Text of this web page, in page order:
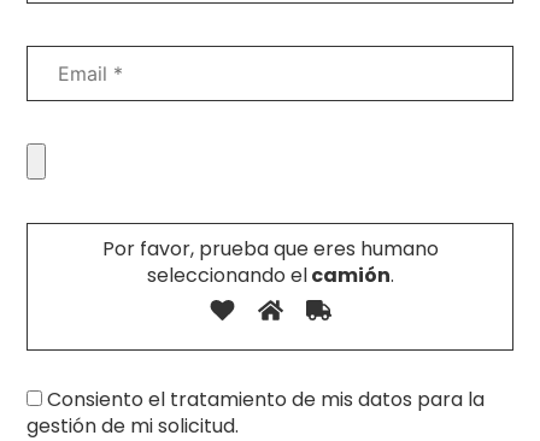
Por favor, prueba que eres humano
seleccionando elcamión.
Consiento el tratamiento de mis datos para la
gestión de mi solicitud.